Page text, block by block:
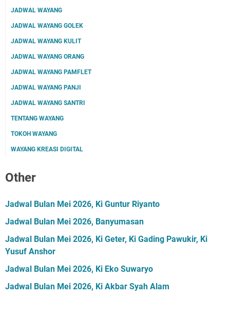
JADWAL WAYANG
JADWAL WAYANG GOLEK
JADWAL WAYANG KULIT
JADWAL WAYANG ORANG
JADWAL WAYANG PAMFLET
JADWAL WAYANG PANJI
JADWAL WAYANG SANTRI
TENTANG WAYANG
TOKOH WAYANG
WAYANG KREASI DIGITAL
Other
Jadwal Bulan Mei 2026, Ki Guntur Riyanto
Jadwal Bulan Mei 2026, Banyumasan
Jadwal Bulan Mei 2026, Ki Geter, Ki Gading Pawukir, Ki
Yusuf Anshor
Jadwal Bulan Mei 2026, Ki Eko Suwaryo
Jadwal Bulan Mei 2026, Ki Akbar Syah Alam